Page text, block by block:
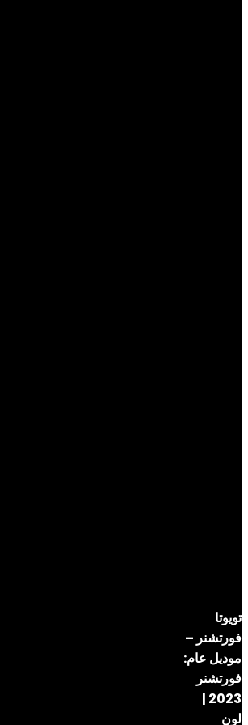
تويوتا
فورتشنر –
موديل عام:
فورتشنر
2023 |
لون